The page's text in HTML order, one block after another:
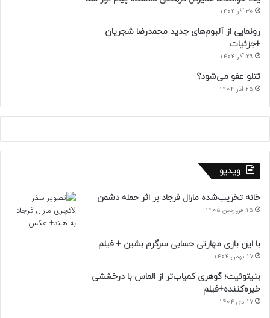
30 آذر 1404
رونمایی از آلبوم‌های جدید محمدرضا شجریان
+جزئیات
29 آذر 1404
تتلو عفو می‌شود؟
25 آذر 1404
ویدیو
خانه تخریب‌شده مارال فرجاد بر اثر حمله دشمن
15 فروردین 1405
با این بازی مهارتی حسابی سرگرم بشین + فیلم
17 بهمن 1404
بنیتوئیت؛ گوهری کمیاب‌تر از الماس با درخششی
خیره‌کننده+فیلم
17 دی 1404